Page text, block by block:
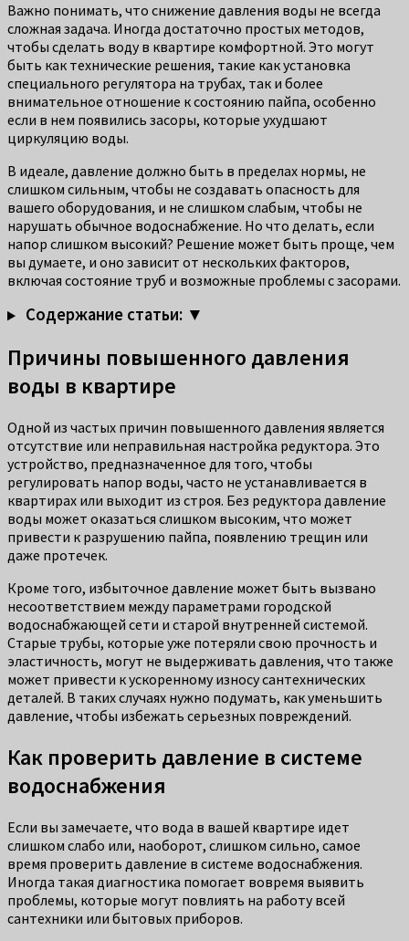
Важно понимать, что снижение давления воды не всегда
сложная задача. Иногда достаточно простых методов,
чтобы сделать воду в квартире комфортной. Это могут
быть как технические решения, такие как установка
специального регулятора на трубах, так и более
внимательное отношение к состоянию пайпа, особенно
если в нем появились засоры, которые ухудшают
циркуляцию воды.
В идеале, давление должно быть в пределах нормы, не
слишком сильным, чтобы не создавать опасность для
вашего оборудования, и не слишком слабым, чтобы не
нарушать обычное водоснабжение. Но что делать, если
напор слишком высокий? Решение может быть проще, чем
вы думаете, и оно зависит от нескольких факторов,
включая состояние труб и возможные проблемы с засорами.
Содержание статьи: ▼
Причины повышенного давления
воды в квартире
Одной из частых причин повышенного давления является
отсутствие или неправильная настройка редуктора. Это
устройство, предназначенное для того, чтобы
регулировать напор воды, часто не устанавливается в
квартирах или выходит из строя. Без редуктора давление
воды может оказаться слишком высоким, что может
привести к разрушению пайпа, появлению трещин или
даже протечек.
Кроме того, избыточное давление может быть вызвано
несоответствием между параметрами городской
водоснабжающей сети и старой внутренней системой.
Старые трубы, которые уже потеряли свою прочность и
эластичность, могут не выдерживать давления, что также
может привести к ускоренному износу сантехнических
деталей. В таких случаях нужно подумать, как уменьшить
давление, чтобы избежать серьезных повреждений.
Как проверить давление в системе
водоснабжения
Если вы замечаете, что вода в вашей квартире идет
слишком слабо или, наоборот, слишком сильно, самое
время проверить давление в системе водоснабжения.
Иногда такая диагностика помогает вовремя выявить
проблемы, которые могут повлиять на работу всей
сантехники или бытовых приборов.